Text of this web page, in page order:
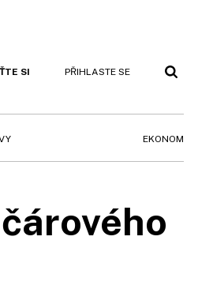
SI PŘIHLASTE SE
EKONOM